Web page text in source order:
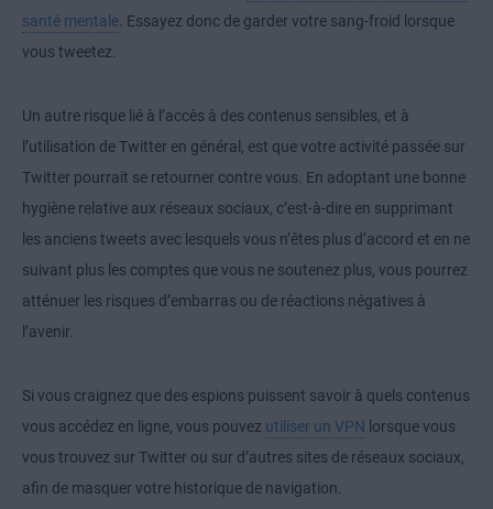
santé mentale . Essayez donc de garder votre sang-froid lorsque
vous tweetez.
Un autre risque lié à l’accès à des contenus sensibles, et à
l’utilisation de Twitter en général, est que votre activité passée sur
Twitter pourrait se retourner contre vous. En adoptant une bonne
hygiène relative aux réseaux sociaux, c’est-à-dire en supprimant
les anciens tweets avec lesquels vous n’êtes plus d’accord et en ne
suivant plus les comptes que vous ne soutenez plus, vous pourrez
atténuer les risques d’embarras ou de réactions négatives à
l’avenir.
Si vous craignez que des espions puissent savoir à quels contenus
vous accédez en ligne, vous pouvez utiliser un VPN lorsque vous
vous trouvez sur Twitter ou sur d’autres sites de réseaux sociaux,
afin de masquer votre historique de navigation.